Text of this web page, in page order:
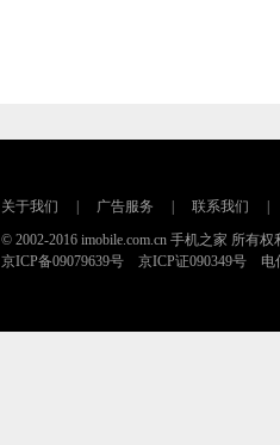
关于我们 广告服务 联系我们
© 2002-2016 imobile.com.cn 手机之家 所有权
京ICP备09079639号 京ICP证090349号 电